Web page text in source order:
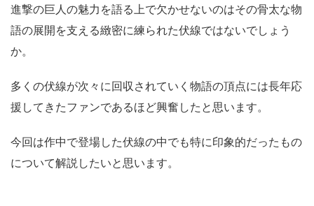
進撃の巨人の魅力を語る上で欠かせないのはその骨太な物
語の展開を支える緻密に練られた伏線ではないでしょう
か。
多くの伏線が次々に回収されていく物語の頂点には長年応
援してきたファンであるほど興奮したと思います。
今回は作中で登場した伏線の中でも特に印象的だったもの
について解説したいと思います。